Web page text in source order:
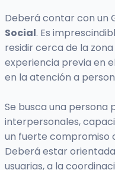
Deberá contar con un
Social. Es
residir cerca de la
experiencia previa en
en la atención a
Se busca una persona
interpersonales,
un fuerte compromiso
Deberá estar
usuarias, a la